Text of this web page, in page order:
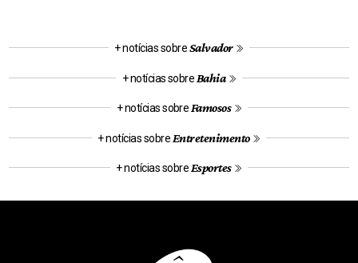
+ notícias sobreSalvador
+ notícias sobre Bahia
+ notícias sobre Famosos
+ notícias sobre Entretenimento
+ notícias sobre Esportes